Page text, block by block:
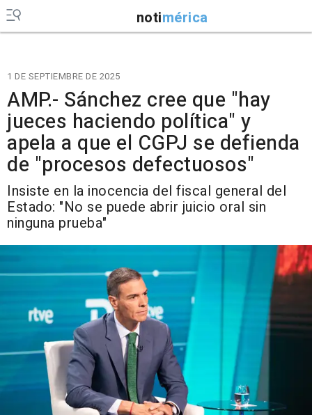
notimérica
1 DE SEPTIEMBRE DE 2025
AMP.- Sánchez cree que "hay
jueces haciendo política" y
apela a que el CGPJ se defienda
de "procesos defectuosos"
Insiste en la inocencia del fiscal general del
Estado: "No se puede abrir juicio oral sin
ninguna prueba"